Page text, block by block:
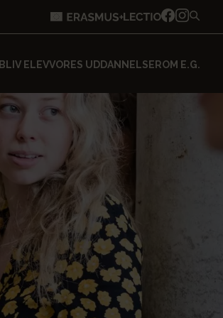
BLIV ELEVVORES UDDANNELSEROM E.G.